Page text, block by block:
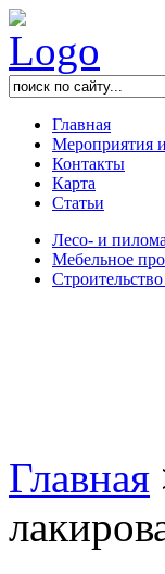
Главная
Мероприятия
Контакты
Карта
Статьи
Лесо- и
Мебельное
Главная